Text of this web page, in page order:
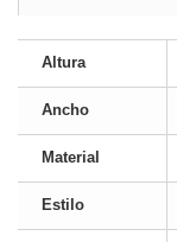
Altura
Ancho
Material
Estilo